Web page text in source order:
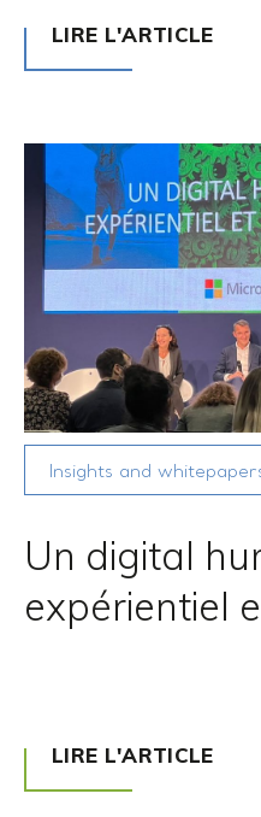
LIRE L'ARTICLE
Insights and
Un digital
expérientiel
LIRE L'ARTICLE